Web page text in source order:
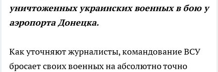
уничтоженных украинских военных в бою у
аэропорта Донецка.
Как уточняют журналисты, командование ВСУ
бросает своих военных на абсолютно точно